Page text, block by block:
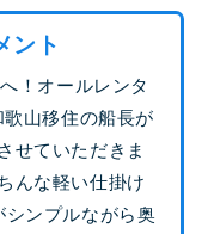
ジ
はブランド真鯛
ックな紀北を舞台
ターレッド(ナナ
の記憶に残る1枚
ント
！オールレンタ
山移住の船長が
せていただきま
んな軽い仕掛け
シンプルながら奥